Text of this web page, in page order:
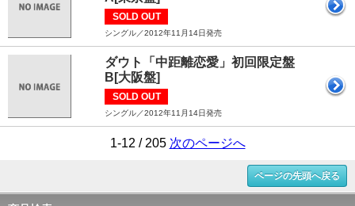
SOLD OUT
シングル／2012年11月14日発売
ダウト「中距離恋愛」初回限定盤
B[大阪盤]
SOLD OUT
シングル／2012年11月14日発売
1-12 / 205 次のページへ
ページの先頭へ戻る